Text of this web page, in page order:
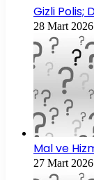
Gizli Polis;
28 Mart 2026
Mal ve
27 Mart 2026